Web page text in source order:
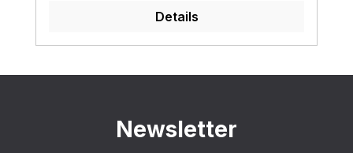
Details
Newsletter